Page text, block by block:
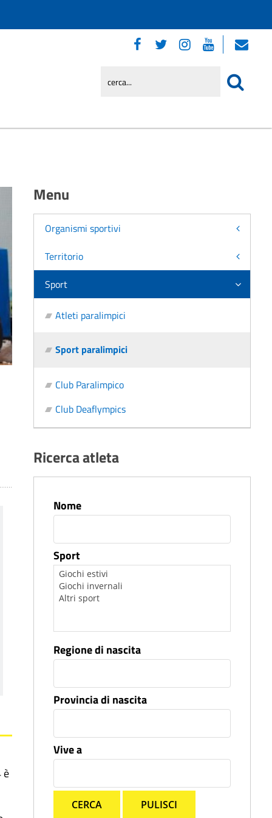
è
Menu
Organismi sportivi
Territorio
Sport
Atleti paralimpici
Sport paralimpici
Club Paralimpico
Club Deaflympics
Ricerca atleta
Nome
Sport
Regione di nascita
Provincia di nascita
Vive a
CERCA PULISCI